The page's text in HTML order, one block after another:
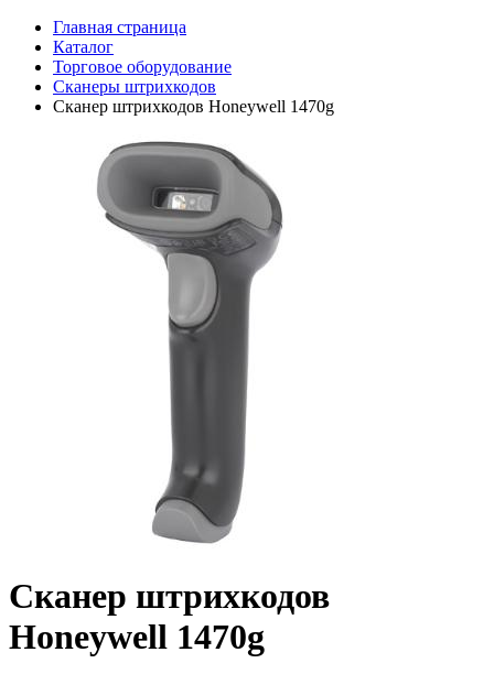
Главная страница
Каталог
Торговое оборудование
Сканеры штрихкодов
Сканер штрихкодов Honeywell 1470g
Сканер штрихкодов
Honeywell 1470g